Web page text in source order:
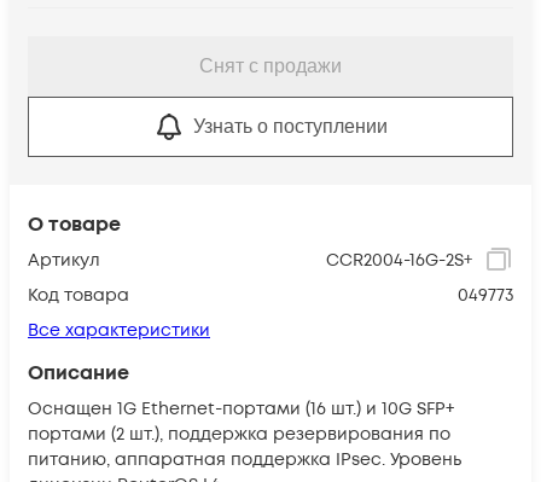
О товаре
Артикул
CCR2004-16G-2S+
Код товара
049773
Все характеристики
Описание
Оснащен 1G Ethernet-портами (16 шт.) и 10G SFP+
портами (2 шт.), поддержка резервирования по
питанию, аппаратная поддержка IPsec. Уровень
Снят с продажи
Узнать о поступлении